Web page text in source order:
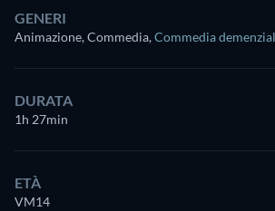
GENERI
Animazione, Commedia,Commedia
DURATA
1h 27min
ETÀ
VM14